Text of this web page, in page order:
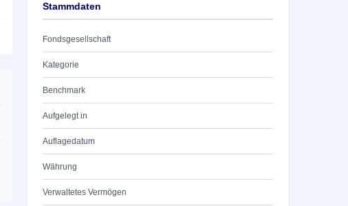
Stammdaten
Fondsgesellschaft
Kategorie
Benchmark
Aufgelegt in
Auflagedatum
Währung
Verwaltetes Vermögen